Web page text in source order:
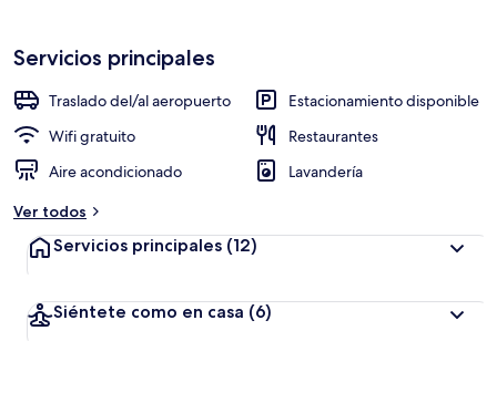
Servicios principales
Traslado del/al aeropuerto
Estacionamiento disponible
Wifi gratuito
Restaurantes
Aire acondicionado
Lavandería
Ver todos
Servicios principales (12)
Siéntete como en casa (6)